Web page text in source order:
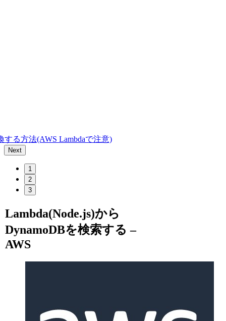
する方法(AWS Lambdaで注意)
Next
1
2
3
Lambda(Node.js)から
DynamoDBを検索する –
AWS